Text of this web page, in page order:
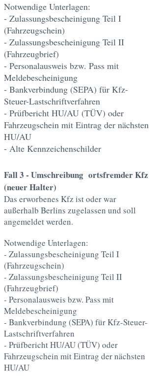
Notwendige Unterlagen:
- Zulassungsbescheinigung Teil I
(Fahrzeugschein)
- Zulassungsbescheinigung Teil II
(Fahrzeugbrief)
- Personalausweis bzw. Pass mit
Meldebescheinigung
- Bankverbindung (SEPA) für Kfz-
Steuer-Lastschriftverfahren
- Prüfbericht HU/AU (TÜV) oder
Fahrzeugschein mit Eintrag der nächsten
HU/AU
- Alte Kennzeichenschilder
Fall 3 - Umschreibung ortsfremder Kfz
(neuer Halter)
Das erworbenes Kfz ist oder war
außerhalb Berlins zugelassen und soll
angemeldet werden.
Notwendige Unterlagen:
- Zulassungsbescheinigung Teil I
(Fahrzeugschein)
- Zulassungsbescheinigung Teil II
(Fahrzeugbrief)
- Personalausweis bzw. Pass mit
Meldebescheinigung
- Bankverbindung (SEPA) für Kfz-Steuer-
Lastschriftverfahren
- Prüfbericht HU/AU (TÜV) oder
Fahrzeugschein mit Eintrag der nächsten
HU/AU